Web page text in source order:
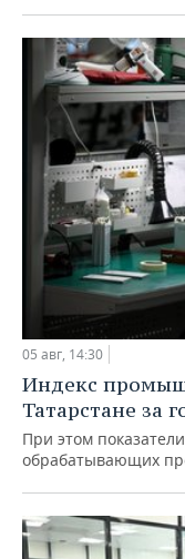
05 авг, 14:30
Индекс
Татарстане за
При этом
обрабатывающих